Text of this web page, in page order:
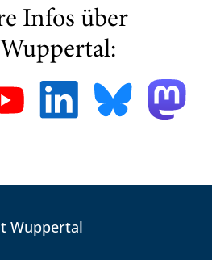
Infos über
Wuppertal